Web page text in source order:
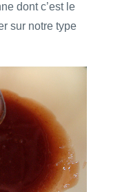
dont c’est le
sur notre type